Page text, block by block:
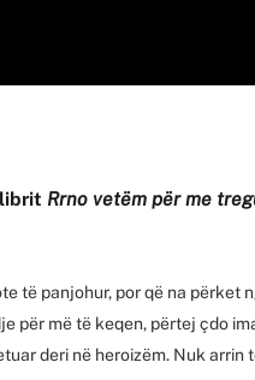
Rrno vetëm për me
të panjohur, por që na përket
për më të keqen, përtej çdo
deri në heroizëm. Nuk arrin